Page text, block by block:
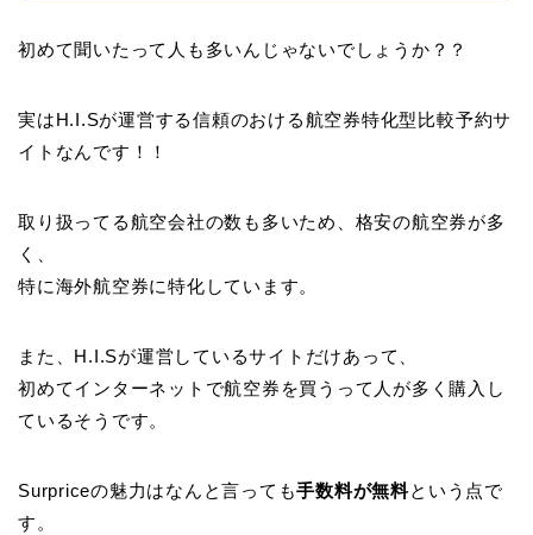
初めて聞いたって人も多いんじゃないでしょうか？？
実はH.I.Sが運営する信頼のおける航空券特化型比較予約サ
イトなんです！！
取り扱ってる航空会社の数も多いため、格安の航空券が多
く、
特に海外航空券に特化しています。
また、H.I.Sが運営しているサイトだけあって、
初めてインターネットで航空券を買うって人が多く購入し
ているそうです。
Surpriceの魅力はなんと言っても手数料が無料という点で
す。